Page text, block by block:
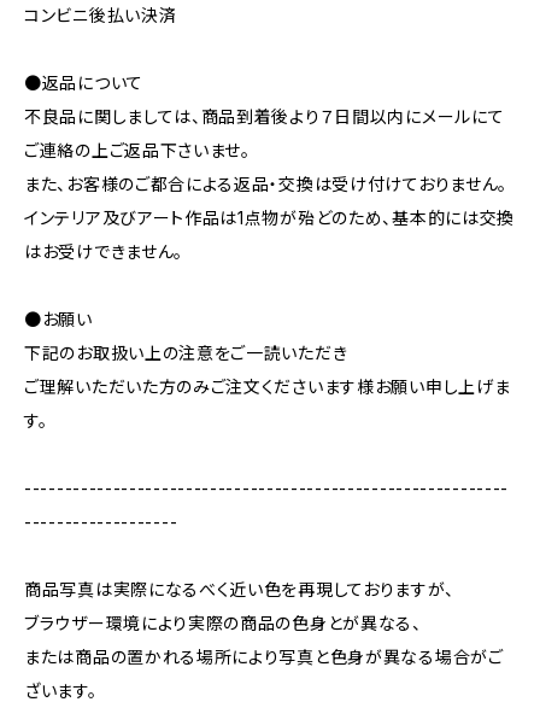
コンビニ後払い決済
●返品について
不良品に関しましては、商品到着後より７日間以内にメールにて
ご連絡の上ご返品下さいませ。
また、お客様のご都合による返品・交換は受け付けておりません。
インテリア及びアート作品は1点物が殆どのため、基本的には交換
はお受けできません。
●お願い
下記のお取扱い上の注意をご一読いただき
ご理解いただいた方のみご注文くださいます様お願い申し上げま
す。
------------------------------------------------------------
-------------------
商品写真は実際になるべく近い色を再現しておりますが、
ブラウザー環境により実際の商品の色身とが異なる、
または商品の置かれる場所により写真と色身が異なる場合がご
ざいます。